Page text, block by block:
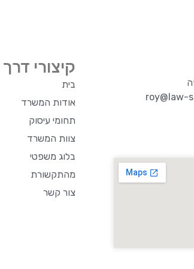
קיצורי דרך
בית
אודות המשרד
תחומי עיסוק
צוות המשרד
בלוג משפטי
מהתקשורת
צור קשר